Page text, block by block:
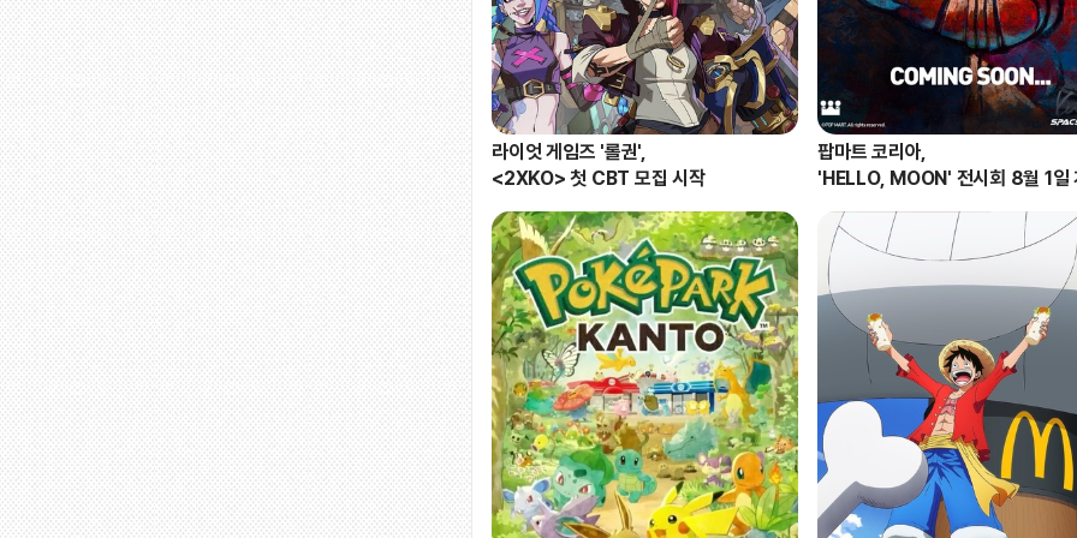
라이엇 게임즈 '롤권',
<2XKO> 첫 CBT 모집 시작
팝마트 코리아,
'HELLO, MOON' 전시회 8월 1일